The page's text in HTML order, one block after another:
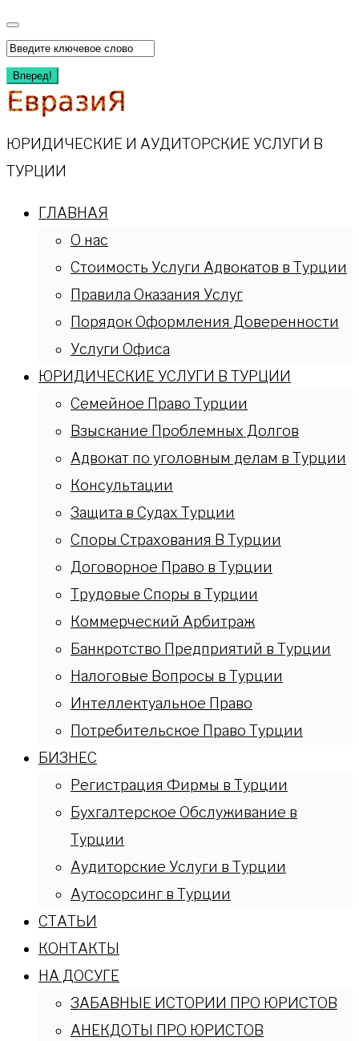
Перейти
к
содержимому
Искать:
Вперед!
ЮРИДИЧЕСКИЕ И АУДИТОРСКИЕ УСЛУГИ В
ТУРЦИИ
ГЛАВНАЯ
О нас
Стоимость Услуги Адвокатов в Турции
Правила Оказания Услуг
Порядок Оформления Доверенности
Услуги Офиса
ЮРИДИЧЕСКИЕ УСЛУГИ В ТУРЦИИ
Семейное Право Турции
Взыскание Проблемных Долгов
Адвокат по уголовным делам в Турции
Консультации
Защита в Судах Турции
Споры Страхования В Турции
Договорное Право в Турции
Трудовые Споры в Турции
Коммерческий Арбитраж
Банкротство Предприятий в Турции
Налоговые Вопросы в Турции
Интеллектуальное Право
Потребительское Право Турции
БИЗНЕС
Регистрация Фирмы в Турции
Бухгалтерское Обслуживание в
Турции
Аудиторские Услуги в Турции
Аутосорсинг в Турции
СТАТЬИ
КОНТАКТЫ
НА ДОСУГЕ
ЗАБАВНЫЕ ИСТОРИИ ПРО ЮРИСТОВ
АНЕКДОТЫ ПРО ЮРИСТОВ